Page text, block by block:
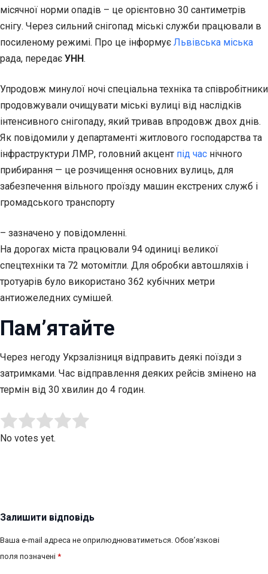
місячної норми опадів – це орієнтовно 30 сантиметрів
снігу. Через сильний снігопад міські служби працювали в
посиленому режимі. Про це інформує Львівська міська
рада, передає УНН.
Упродовж минулої ночі спеціальна техніка та співробітники
продовжували очищувати міські вулиці від наслідків
інтенсивного снігопаду, який тривав впродовж двох днів.
Як повідомили у департаменті житлового господарства та
інфраструктури ЛМР, головний акцент під час нічного
прибирання — це розчищення основних вулиць, для
забезпечення вільного проїзду машин екстрених служб і
громадського транспорту
– зазначено у повідомленні.
На дорогах міста працювали 94 одиниці великої
спецтехніки та 72 мотомітли. Для обробки автошляхів і
тротуарів було використано 362 кубічних метри
антиожеледних сумішей.
Пам’ятайте
Через негоду Укрзалізниця відправить деякі поїзди з
затримками. Час відправлення деяких рейсів змінено на
термін від 30 хвилин до 4 годин.
Rate this item:
No votes yet.
Залишити відповідь
Ваша e-mail адреса не оприлюднюватиметься. Обов’язкові
поля позначені *